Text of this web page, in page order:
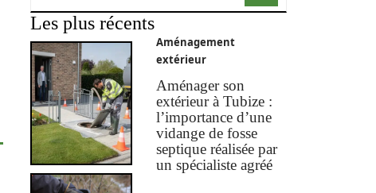
Les plus récents
Aménagement
extérieur
Aménager son
extérieur à Tubize :
l’importance d’une
vidange de fosse
septique réalisée par
un spécialiste agréé